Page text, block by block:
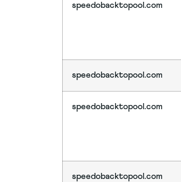
speedobacktopool.com
speedobacktopool.com
speedobacktopool.com
speedobacktopool.com